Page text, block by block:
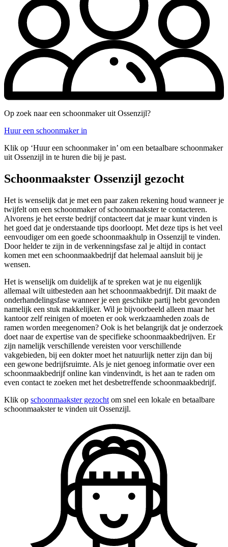
Op zoek naar een schoonmaker uit Ossenzijl?
Huur een schoonmaker in
Klik op ‘Huur een schoonmaker in’ om een betaalbare schoonmaker
uit Ossenzijl in te huren die bij je past.
Schoonmaakster Ossenzijl gezocht
Het is wenselijk dat je met een paar zaken rekening houd wanneer je
twijfelt om een schoonmaker of schoonmaakster te contacteren.
Alvorens je het eerste bedrijf contacteert dat je maar kunt vinden is
het goed dat je onderstaande tips doorloopt. Met deze tips is het veel
eenvoudiger om een goede schoonmaakhulp in Ossenzijl te vinden.
Door helder te zijn in de verkenningsfase zal je altijd in contact
komen met een schoonmaakbedrijf dat helemaal aansluit bij je
wensen.
Het is wenselijk om duidelijk af te spreken wat je nu eigenlijk
allemaal wilt uitbesteden aan het schoonmaakbedrijf. Dit maakt de
onderhandelingsfase wanneer je een geschikte partij hebt gevonden
namelijk een stuk makkelijker. Wil je bijvoorbeeld alleen maar het
kantoor zelf reinigen of moeten er ook werkzaamheden zoals de
ramen worden meegenomen? Ook is het belangrijk dat je onderzoek
doet naar de expertise van de specifieke schoonmaakbedrijven. Er
zijn namelijk verschillende vereisten voor verschillende
vakgebieden, bij een dokter moet het natuurlijk netter zijn dan bij
een gewone bedrijfsruimte. Als je niet genoeg informatie over een
schoonmaakbedrijf online kan vindenvindt, is het aan te raden om
even contact te zoeken met het desbetreffende schoonmaakbedrijf.
Klik op schoonmaakster gezocht om snel een lokale en betaalbare
schoonmaakster te vinden uit Ossenzijl.